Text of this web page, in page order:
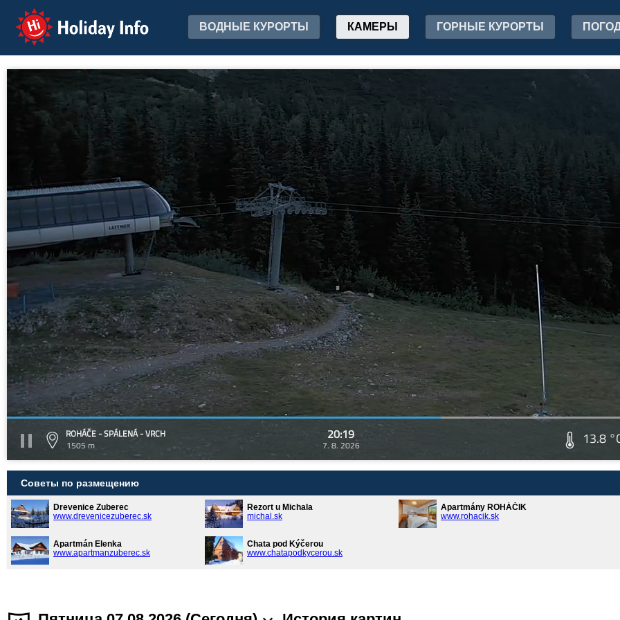
Holiday Info ВОДНЫЕ КУРОРТЫ КАМЕРЫ ГОРНЫЕ КУРОРТЫ
ROHÁČE - SPÁLENÁ - VRCH
1505 m
20:19
7. 8. 2026 13.8
Советы по размещению
Drevenice Zuberec
www.drevenicezuberec.sk
Rezort u Michala
michal.sk
Apartmány ROHÁČIK
www.rohacik.sk
Apartmán Elenka
www.apartmanzuberec.sk
Chata pod Kýčerou
www.chatapodkycerou.sk